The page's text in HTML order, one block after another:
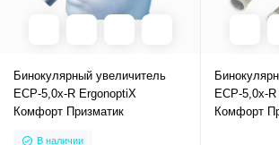
Бинокулярный увеличитель
ECP-5,0x-R ErgonoptiX
Комфорт Призматик
В наличии
ECP-5,0x-
Комфорт